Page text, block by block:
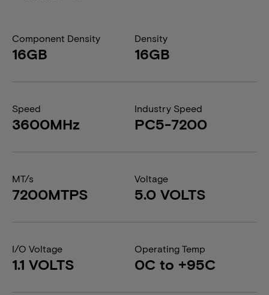
Component Density
16GB
Density
16GB
Speed
3600MHz
Industry Speed
PC5-7200
MT/s
7200MTPS
Voltage
5.0 VOLTS
I/O Voltage
1.1 VOLTS
Operating Temp
0C to +95C